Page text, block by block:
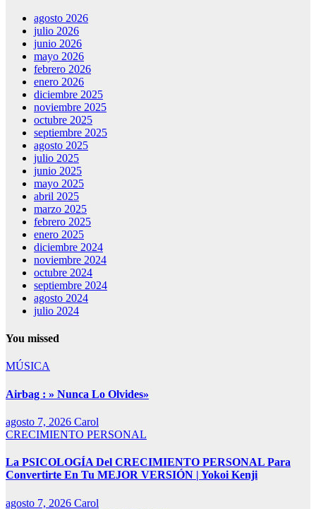
agosto 2026
julio 2026
junio 2026
mayo 2026
febrero 2026
enero 2026
diciembre 2025
noviembre 2025
octubre 2025
septiembre 2025
agosto 2025
julio 2025
junio 2025
mayo 2025
abril 2025
marzo 2025
febrero 2025
enero 2025
diciembre 2024
noviembre 2024
octubre 2024
septiembre 2024
agosto 2024
julio 2024
You missed
MÚSICA
Airbag : » Nunca Lo Olvides»
agosto 7, 2026 Carol
CRECIMIENTO PERSONAL
La PSICOLOGÍA Del CRECIMIENTO PERSONAL Para
Convertirte En Tu MEJOR VERSIÓN | Yokoi Kenji
agosto 7, 2026 Carol